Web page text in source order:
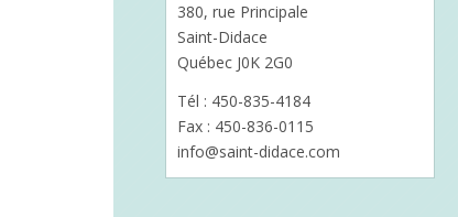
380, rue Principale
Saint-Didace
Québec J0K 2G0
Tél : 450-835-4184
Fax : 450-836-0115
info@saint-didace.com